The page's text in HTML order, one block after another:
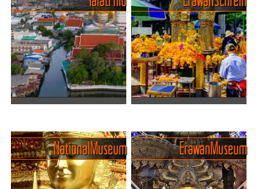
Wenn Bangkok ein Mosaik
aus Gegensätzen ist, dann
ist Talat Noi (ตลาดน้อย )
eines der ältesten, farben...
landet früher oder später an
der Khaosan Road. Sie ist
laut, wild, neonbunt und so
etwas wie der Backpacker-
Olymp. Doch wer na...
Geschichten und Gleise
Talat Phlu ist eines dieser
Viertel, bei denen man nicht
versteht, warum Bangkok
Der Erawan-Schrein, auch
als "Thao Maha Phrom"
bekannt, ist eine der
bekanntesten religiösen
National Museum Erawan Museum